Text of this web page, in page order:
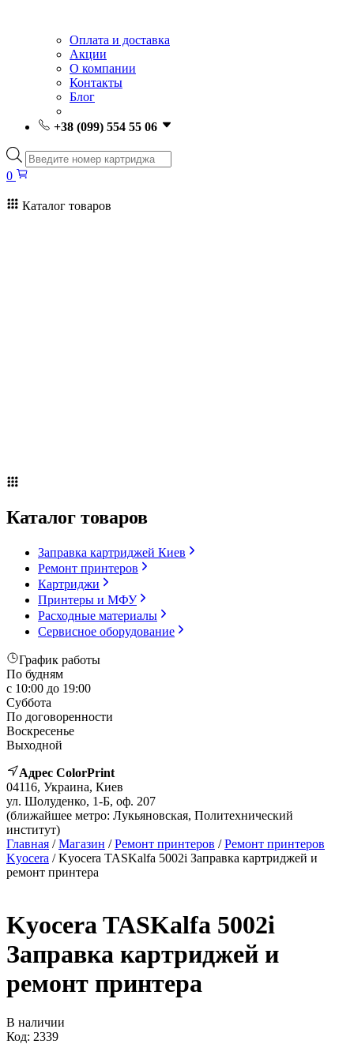
Оплата и доставка
Акции
О компании
Контакты
Блог
+38 (099) 554 55 06
Поиск
товаров
0
Каталог товаров
Каталог товаров
Заправка картриджей Киев
Ремонт принтеров
Картриджи
Принтеры и МФУ
Расходные материалы
Сервисное оборудование
График работы
По будням
с 10:00 до 19:00
Суббота
По договоренности
Воскресенье
Выходной
Адрес ColorPrint
04116, Украина, Киев
ул. Шолуденко, 1-Б, оф. 207
(ближайшее метро: Лукьяновская, Политехнический
институт)
Главная /Магазин /Ремонт принтеров /Ремонт принтеров
Kyocera / Kyocera TASKalfa 5002i Заправка картриджей и
ремонт принтера
Kyocera TASKalfa 5002i
Заправка картриджей и
ремонт принтера
В наличии
Код: 2339